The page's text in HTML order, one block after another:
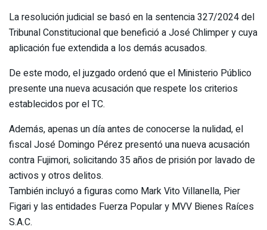
La resolución judicial se basó en la sentencia 327/2024 del
Tribunal Constitucional que benefició a José Chlimper y cuya
aplicación fue extendida a los demás acusados.
De este modo, el juzgado ordenó que el Ministerio Público
presente una nueva acusación que respete los criterios
establecidos por el TC.
Además, apenas un día antes de conocerse la nulidad, el
fiscal José Domingo Pérez presentó una nueva acusación
contra Fujimori, solicitando 35 años de prisión por lavado de
activos y otros delitos.
También incluyó a figuras como Mark Vito Villanella, Pier
Figari y las entidades Fuerza Popular y MVV Bienes Raíces
S.A.C.